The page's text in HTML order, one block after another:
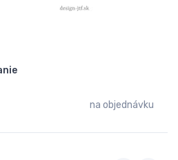
na objednávku